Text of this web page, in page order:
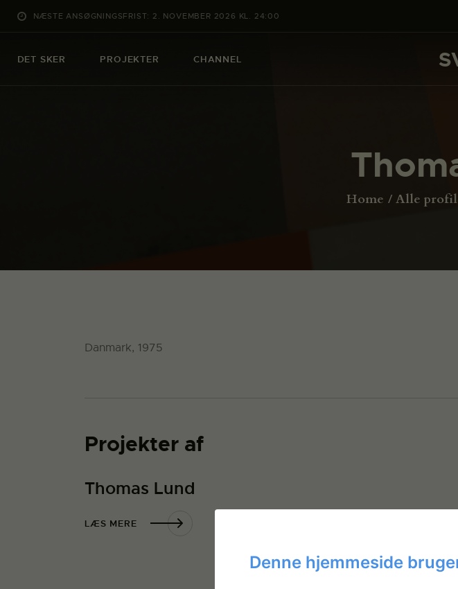
NÆSTE ANSØGNINGSFRIST: 2. NOVEMBER 2026 KL. 24:00
DET SKER PROJEKTER CHANNEL
Home Alle
PROJEKTER
OM SVFK
ENGLISH
Danmark, 1975
Projekter af
Thomas Lund
LÆS MERE
Denne hjemmeside